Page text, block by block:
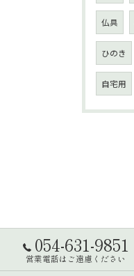
仏具
ひのき
自宅用
054-631-9851
営業電話はご遠慮ください